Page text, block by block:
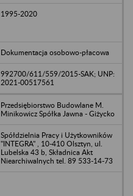
1995-2020
Dokumentacja osobowo-płacowa
992700/611/559/2015-SAK; UNP:
2021-00517561
Przedsiębiorstwo Budowlane M.
Minikowicz Spółka Jawna - Giżycko
Spółdzielnia Pracy i Użytkowników
"INTEGRA" , 10-410 Olsztyn, ul.
Lubelska 43 b, Składnica Akt
Niearchiwalnych tel. 89 533-14-73